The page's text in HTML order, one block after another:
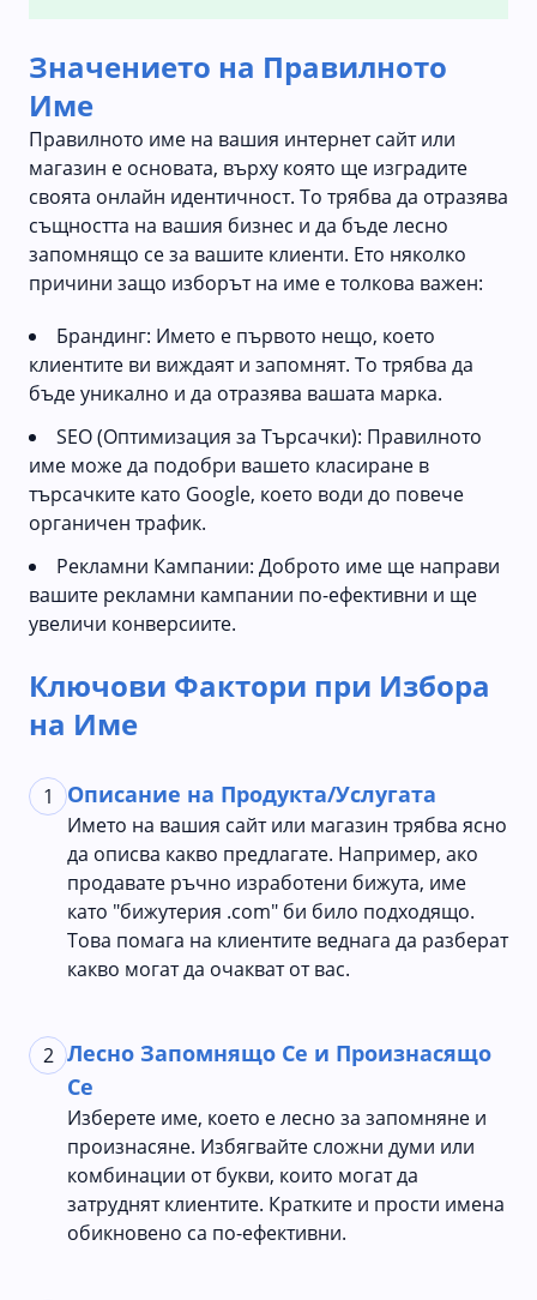
Значението на Правилното
Име
Правилното име на вашия интернет сайт или
магазин е основата, върху която ще изградите
своята онлайн идентичност. То трябва да отразява
същността на вашия бизнес и да бъде лесно
запомнящо се за вашите клиенти. Ето няколко
причини защо изборът на име е толкова важен:
Брандинг: Името е първото нещо, което
клиентите ви виждаят и запомнят. То трябва да
бъде уникално и да отразява вашата марка.
SEO (Оптимизация за Търсачки): Правилното
име може да подобри вашето класиране в
търсачките като Google, което води до повече
органичен трафик.
Рекламни Кампании: Доброто име ще направи
вашите рекламни кампании по-ефективни и ще
увеличи конверсиите.
Ключови Фактори при Избора
на Име
1 Описание на Продукта/Услугата
Името на вашия сайт или магазин трябва ясно
да описва какво предлагате. Например, ако
продавате ръчно изработени бижута, име
като "бижутерия .com" би било подходящо.
Това помага на клиентите веднага да разберат
какво могат да очакват от вас.
2 Лесно Запомнящо Се и Произнасящо
Се
Изберете име, което е лесно за запомняне и
произнасяне. Избягвайте сложни думи или
комбинации от букви, които могат да
затруднят клиентите. Кратките и прости имена
обикновено са по-ефективни.